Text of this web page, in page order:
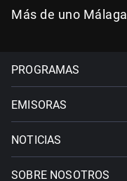
Más de uno Málaga
PROGRAMAS
EMISORAS
NOTICIAS
SOBRE NOSOTROS